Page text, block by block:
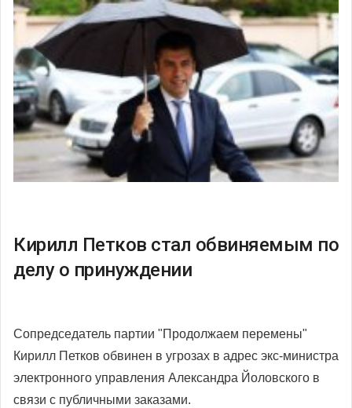
Кирилл Петков стал обвиняемым по
делу о принуждении
Сопредседатель партии "Продолжаем перемены"
Кирилл Петков обвинен в угрозах в адрес экс-министра
электронного управления Александра Йоловского в
связи с публичными заказами.